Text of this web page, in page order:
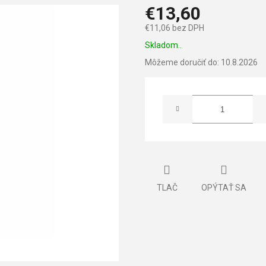
€13,60
€11,06 bez DPH
Jednotková
Skladom..
Môžeme doručiť do: 10.8.2026
TLAČ OPÝTAŤ SA